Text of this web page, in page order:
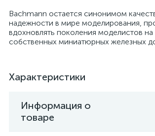
Bachmann остается синонимом
надежности в мире моделирования,
вдохновлять поколения моделистов на
собственных миниатюрных железных
Характеристики
Информация о
товаре